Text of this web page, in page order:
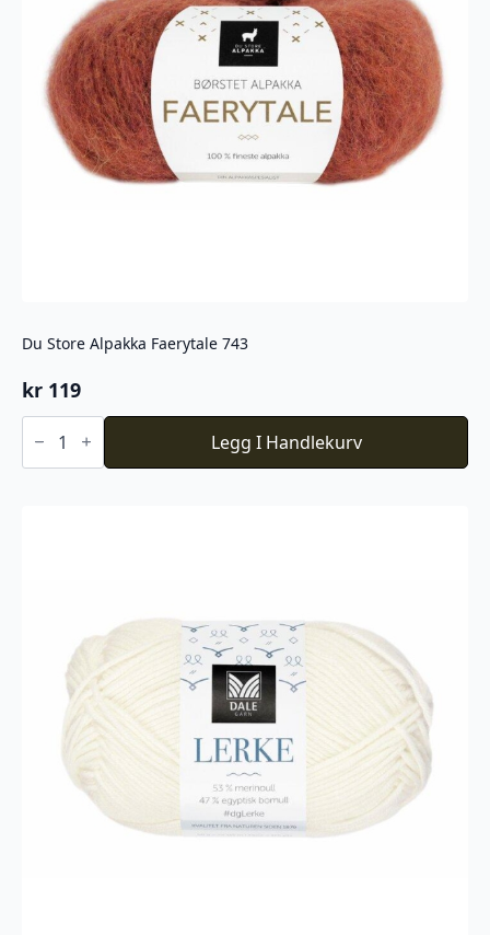
Du Store Alpakka Faerytale 743
kr 119
Du
Store
Faerytale
Legg I Handlekurv